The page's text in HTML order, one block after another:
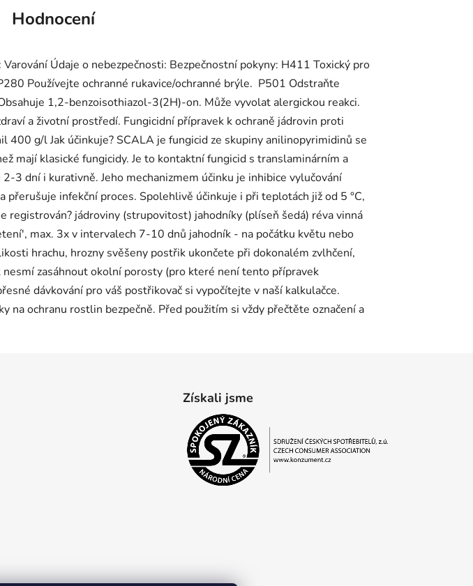
Hodnocení
Údaje o nebezpečnosti: Bezpečnostní pokyny: H411 Toxický pro
Používejte ochranné rukavice/ochranné brýle. P501 Odstraňte
1,2-benzoisothiazol-3(2H)-on. Může vyvolat alergickou reakci.
a životní prostředí. Fungicidní přípravek k ochraně jádrovin proti
g/l Jak účinkuje? SCALA je fungicid ze skupiny anilinopyrimidinů se
mají klasické fungicidy. Je to kontaktní fungicid s translaminárním a
3 dní i kurativně. Jeho mechanizmem účinku je inhibice vylučování
infekční proces. Spolehlivě účinkuje i při teplotách již od 5 °C,
registrován? jádroviny (strupovitost) jahodníky (plíseň šedá) réva vinná
max. 3x v intervalech 7-10 dnů jahodník - na počátku květu nebo
hrachu, hrozny svěšeny postřik ukončete při dokonalém zvlhčení,
zasáhnout okolní porosty (pro které není tento přípravek
dávkování pro váš postřikovač si vypočítejte v naší kalkulačce.
ochranu rostlin bezpečně. Před použitím si vždy přečtěte označení a
Získali jsme